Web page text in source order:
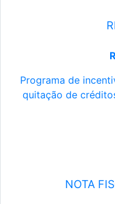
Programa de
quitação de
NOTA